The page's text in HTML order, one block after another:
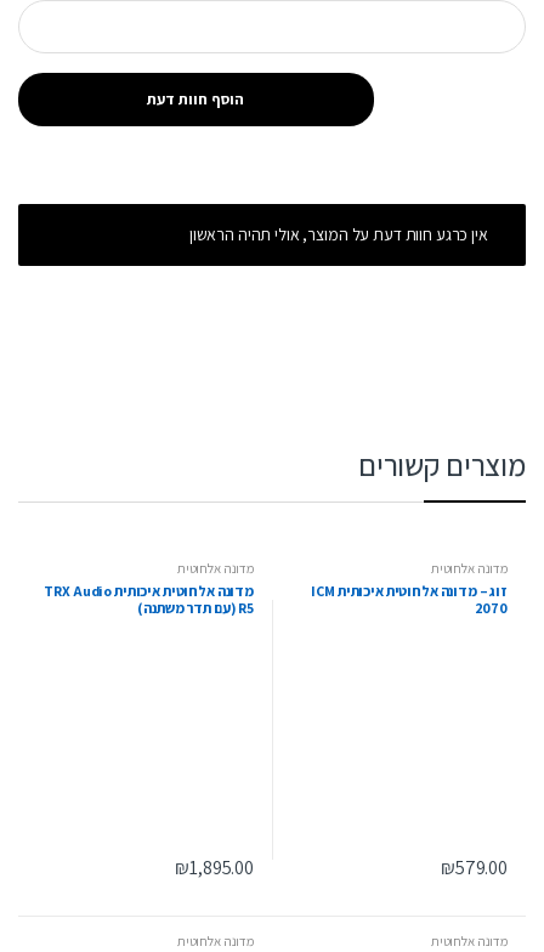
אין כרגע חוות דעת על המוצר, אולי תהיה הראשון
מוצרים קשורים
מדונה אלחוטית
זוג – מדונה אלחוטית איכותית ICM
2070
₪579.00
מדונה אלחוטית
מדונה אלחוטית איכותית TRX Audio
R5 (עם תדר משתנה)
₪1,895.00
מדונה אלחוטית מדונה אלחוטית